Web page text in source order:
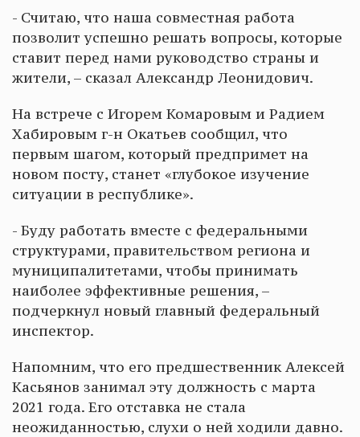
- Считаю, что наша совместная работа
позволит успешно решать вопросы, которые
ставит перед нами руководство страны и
жители, – сказал Александр Леонидович.
На встрече с Игорем Комаровым и Радием
Хабировым г-н Окатьев сообщил, что
первым шагом, который предпримет на
новом посту, станет «глубокое изучение
ситуации в республике».
- Буду работать вместе с федеральными
структурами, правительством региона и
муниципалитетами, чтобы принимать
наиболее эффективные решения, –
подчеркнул новый главный федеральный
инспектор.
Напомним, что его предшественник Алексей
Касьянов занимал эту должность с марта
2021 года. Его отставка не стала
неожиданностью, слухи о ней ходили давно.